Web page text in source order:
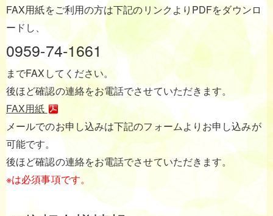
FAX用紙をご利用の方は下記のリンクよりPDFをダウンロ
ードし、
0959-74-1661
までFAXしてください。
後ほど確認の連絡をお電話でさせていただきます。
FAX用紙
メールでのお申し込みは下記のフォームよりお申し込みが
可能です。
後ほど確認の連絡をお電話でさせていただきます。
※は必須事項です。